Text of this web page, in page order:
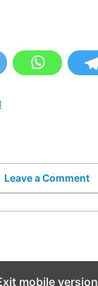
Leave a Comment
mobile version